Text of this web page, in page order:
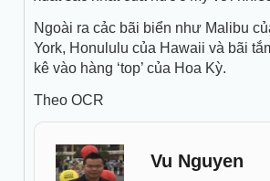
Ngoài ra cảc bãi biển như Malibu
York, Honululu của Hawaii và bãi
kê vào hàng ‘top’ của Hoa Kỳ.
Theo OCR
Vu Nguyen